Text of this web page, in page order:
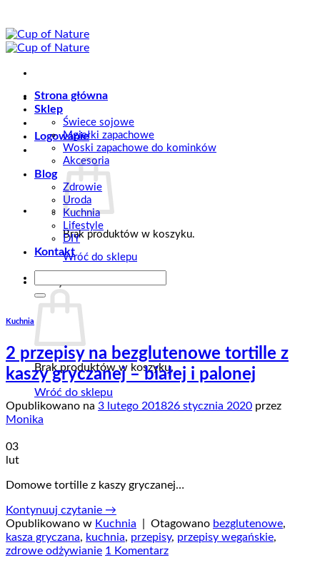
do
zawartości
Logowanie
Brak produktów w koszyku.
Wróć do sklepu
Koszyk
Brak produktów w koszyku.
Wróć do sklepu
Strona główna
Sklep
Świece sojowe
Mgiełki zapachowe
Woski zapachowe do kominków
Akcesoria
Blog
Zdrowie
Uroda
Kuchnia
Lifestyle
DIY
Kontakt
Kuchnia
2 przepisy na bezglutenowe tortille z
kaszy gryczanej – białej i palonej
Opublikowano na 3 lutego 201826 stycznia 2020 przez
Monika
03
lut
Domowe tortille z kaszy gryczanej…
Kontynuuj czytanie →
Opublikowano w Kuchnia Otagowano bezglutenowe,
kasza gryczana, kuchnia, przepisy, przepisy wegańskie,
zdrowe odżywianie 1 Komentarz